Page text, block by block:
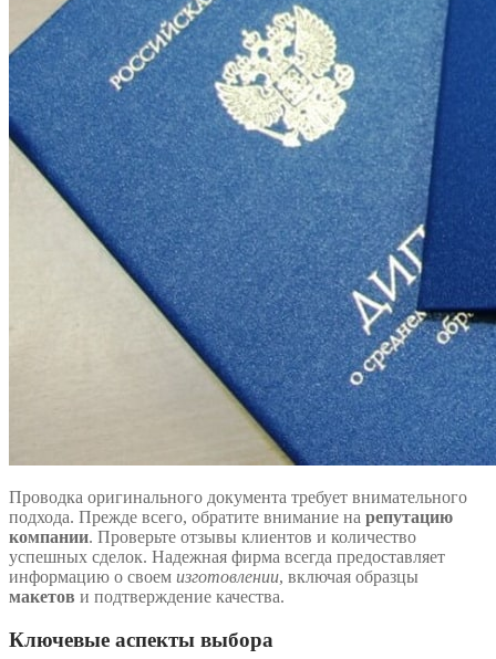
Проводка оригинального документа требует внимательного
подхода. Прежде всего, обратите внимание на репутацию
компании. Проверьте отзывы клиентов и количество
успешных сделок. Надежная фирма всегда предоставляет
информацию о своем изготовлении, включая образцы
макетов и подтверждение качества.
Ключевые аспекты выбора